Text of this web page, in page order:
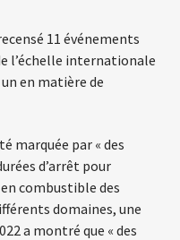
11 événements
l’échelle internationale
en matière de
marquée par « des
d’arrêt pour
combustible des
domaines, une
a montré que « des